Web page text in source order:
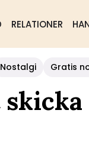
RELATIONER
Nostalgi Gratis